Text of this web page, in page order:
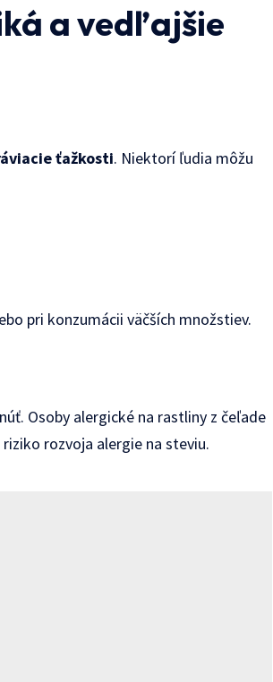
a vedľajšie
ťažkosti. Niektorí ľudia môžu
pri konzumácii väčších množstiev.
Osoby alergické na rastliny z čeľade
rozvoja alergie na steviu.